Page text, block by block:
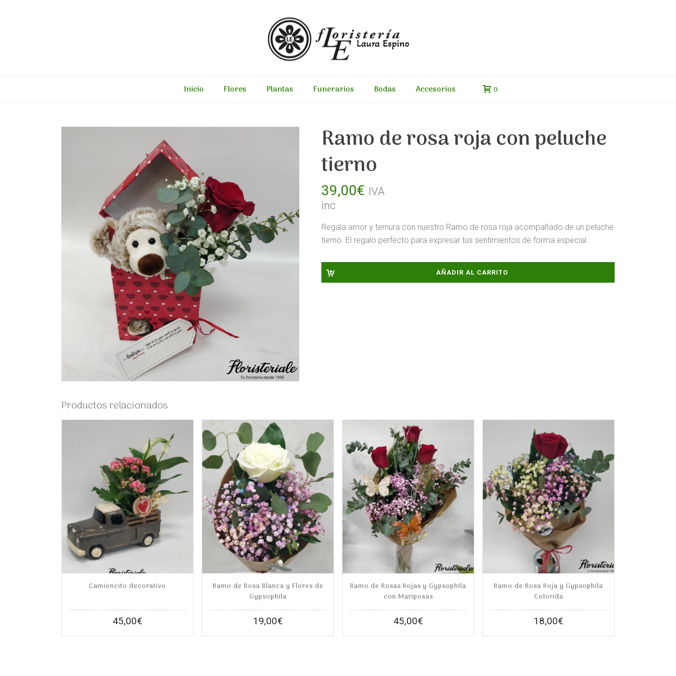
Inicio Flores Plantas Funerarios Bodas Accesorios 0
Ramo de rosa roja con peluche
tierno
39,00€ IVA
inc
Regala amor y ternura con nuestro Ramo de rosa roja acompañado de un peluche
tierno. El regalo perfecto para expresar tus sentimientos de forma especial.
AÑADIR AL CARRITO
Productos relacionados
Camioncito decorativo
45,00€
Ramo de Rosa Blanca y Flores de
Gypsophila
19,00€
Ramo de Rosas Rojas y Gypsophila
con Mariposas
45,00€
Ramo de Rosa Roja y Gypsophila
Colorida
18,00€